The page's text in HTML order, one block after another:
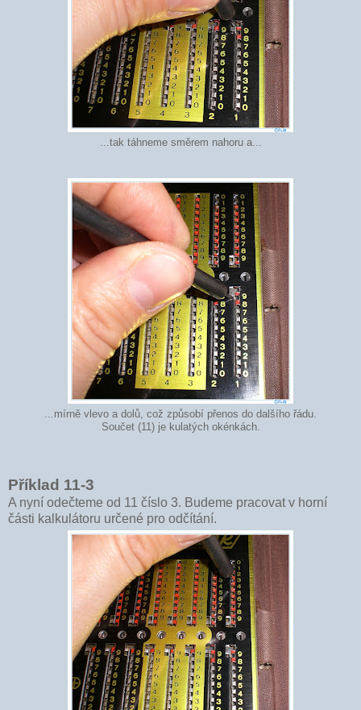
...tak táhneme směrem nahoru a...
...mírně vlevo a dolů, což způsobí přenos do dalšího řádu.
Součet (11) je kulatých okénkách.
Příklad 11-3
A nyní odečteme od 11 číslo 3. Budeme pracovat v horní
části kalkulátoru určené pro odčítání.